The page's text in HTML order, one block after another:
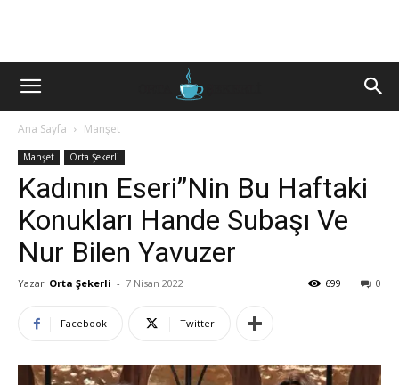
Ana Sayfa Manşet
Manşet Orta Şekerli
Kadının Eseri”Nin Bu Haftaki
Konukları Hande Subaşı Ve
Nur Bilen Yavuzer
Yazar Orta Şekerli - 7 Nisan 2022 0
699
Facebook Twitter